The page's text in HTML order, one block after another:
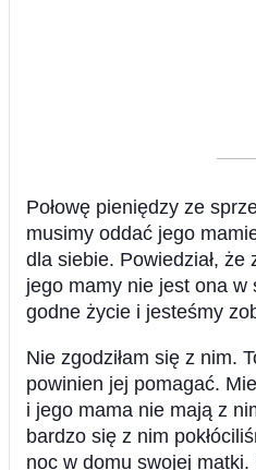
Połowę pieniędzy ze
musimy oddać jego
dla siebie. Powiedział, że
jego mamy nie jest ona w
godne życie i jesteśmy
Nie zgodziłam się z nim.
powinien jej pomagać.
i jego mama nie mają z
bardzo się z nim
noc w domu swojej matki.